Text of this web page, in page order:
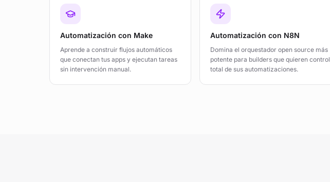
Automatización con Make
Aprende a construir flujos automáticos
que conectan tus apps y ejecutan tareas
sin intervención manual.
Automatización con N8N
Domina el orquestador open source más
potente para builders que quieren control
total de sus automatizaciones.